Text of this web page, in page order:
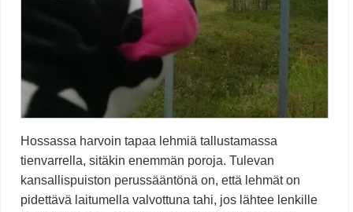
Hossassa harvoin tapaa lehmiä tallustamassa
tienvarrella, sitäkin enemmän poroja. Tulevan
kansallispuiston perussääntönä on, että lehmät on
pidettävä laitumella valvottuna tahi, jos lähtee lenkille